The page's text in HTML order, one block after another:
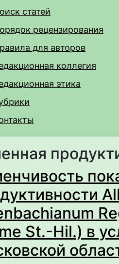
статей
рецензирования
для авторов
коллегия
этика
St.-Hil.) в